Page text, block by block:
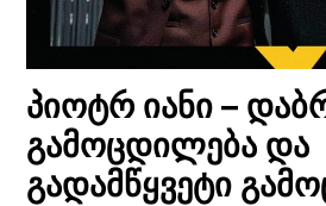
პიოტრ იანი –
გამოცდილება და
გადამწყვეტი